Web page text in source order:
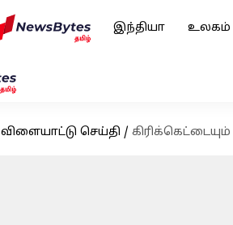
இந்தியா உலகம்
விளையாட்டு செய்தி /